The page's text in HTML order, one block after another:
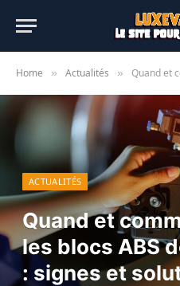
Home » Actualités » Quand et
ACTUALITÉS
Quand et
les blocs ABS
: signes et